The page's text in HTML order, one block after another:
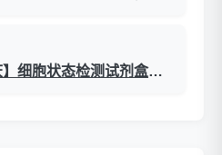
【盛世华诞 惠享国庆】细胞状态检测试剂盒大促销（货号KTA开头）